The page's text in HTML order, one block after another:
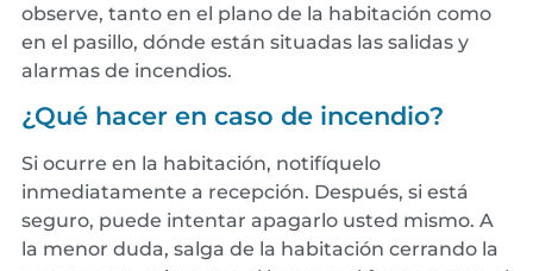
observe, tanto en el plano de la habitación como
en el pasillo, dónde están situadas las salidas y
alarmas de incendios.
¿Qué hacer en caso de incendio?
Si ocurre en la habitación, notifíquelo
inmediatamente a recepción. Después, si está
seguro, puede intentar apagarlo usted mismo. A
la menor duda, salga de la habitación cerrando la